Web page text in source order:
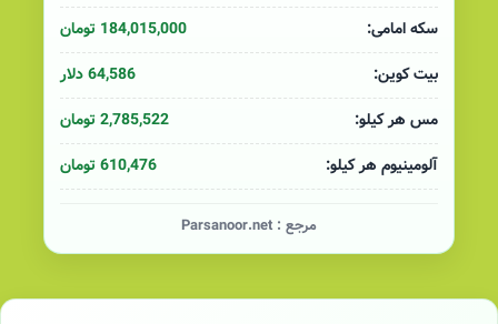
سکه امامی:
184,015,000 تومان
بیت کوین:
64,586 دلار
مس هر کیلو:
2,785,522 تومان
آلومینیوم هر کیلو:
610,476 تومان
مرجع : Parsanoor.net